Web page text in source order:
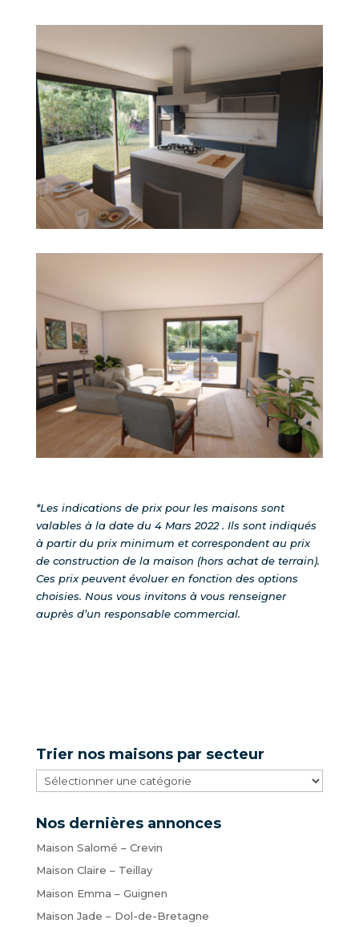
*Les indications de prix pour les maisons sont
valables à la date du 4 Mars 2022 . Ils sont indiqués
à partir du prix minimum et correspondent au prix
de construction de la maison (hors achat de terrain).
Ces prix peuvent évoluer en fonction des options
choisies. Nous vous invitons à vous renseigner
auprès d’un responsable commercial.
Trier nos maisons par secteur
Trier
nos
par
secteur
Nos dernières annonces
Maison Salomé – Crevin
Maison Claire – Teillay
Maison Emma – Guignen
Maison Jade – Dol-de-Bretagne